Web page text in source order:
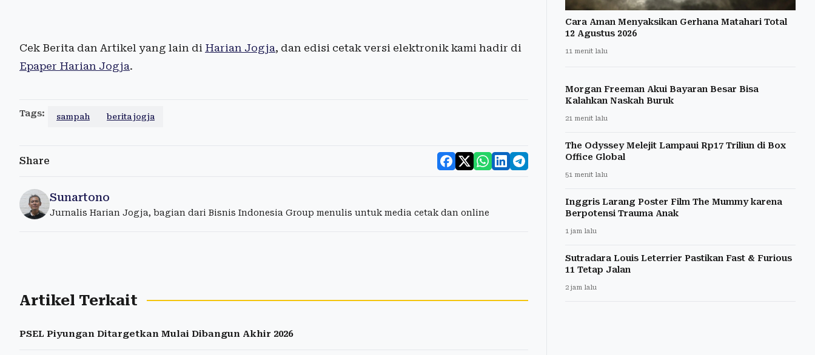
Cek Berita dan Artikel yang lain di Harian Jogja, dan edisi cetak versi elektronik kami hadir di
Epaper Harian Jogja.
Tags: sampah berita jogja
Share
Sunartono
Jurnalis Harian Jogja, bagian dari Bisnis Indonesia Group menulis untuk media cetak dan online
Artikel Terkait
PSEL Piyungan Ditargetkan Mulai Dibangun Akhir 2026
Cara Aman Menyaksikan Gerhana Matahari Total
12 Agustus 2026
11 menit lalu
Morgan Freeman Akui Bayaran Besar Bisa
Kalahkan Naskah Buruk
21 menit lalu
The Odyssey Melejit Lampaui Rp17 Triliun di Box
Office Global
51 menit lalu
Inggris Larang Poster Film The Mummy karena
Berpotensi Trauma Anak
1 jam lalu
Sutradara Louis Leterrier Pastikan Fast & Furious
11 Tetap Jalan
2 jam lalu